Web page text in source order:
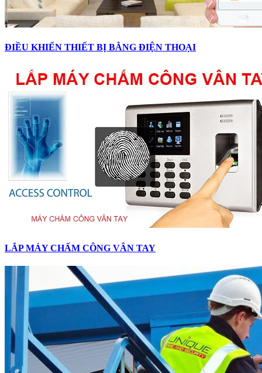
ĐIỀU KHIỂN THIẾT BỊ BẰNG ĐIỆN THOẠI
LẮP MÁY CHẤM CÔNG VÂN TAY